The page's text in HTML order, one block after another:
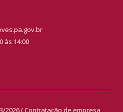
às 14:00
2026 ( Contratação de empresa